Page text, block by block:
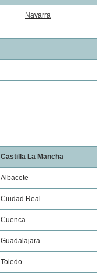
Navarra
Castilla La Mancha
Albacete
Ciudad Real
Cuenca
Guadalajara
Toledo